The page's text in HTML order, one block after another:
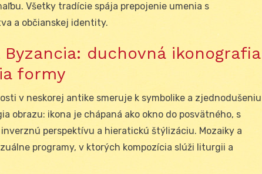
Všetky tradície spája prepojenie umenia s
a občianskej identity.
duchovná ikonografia
formy
v neskorej antike smeruje k symbolike a zjednodušeniu
obrazu: ikona je chápaná ako okno do posvätného, s
perspektívu a hieratickú štýlizáciu. Mozaiky a
programy, v ktorých kompozícia slúži liturgii a